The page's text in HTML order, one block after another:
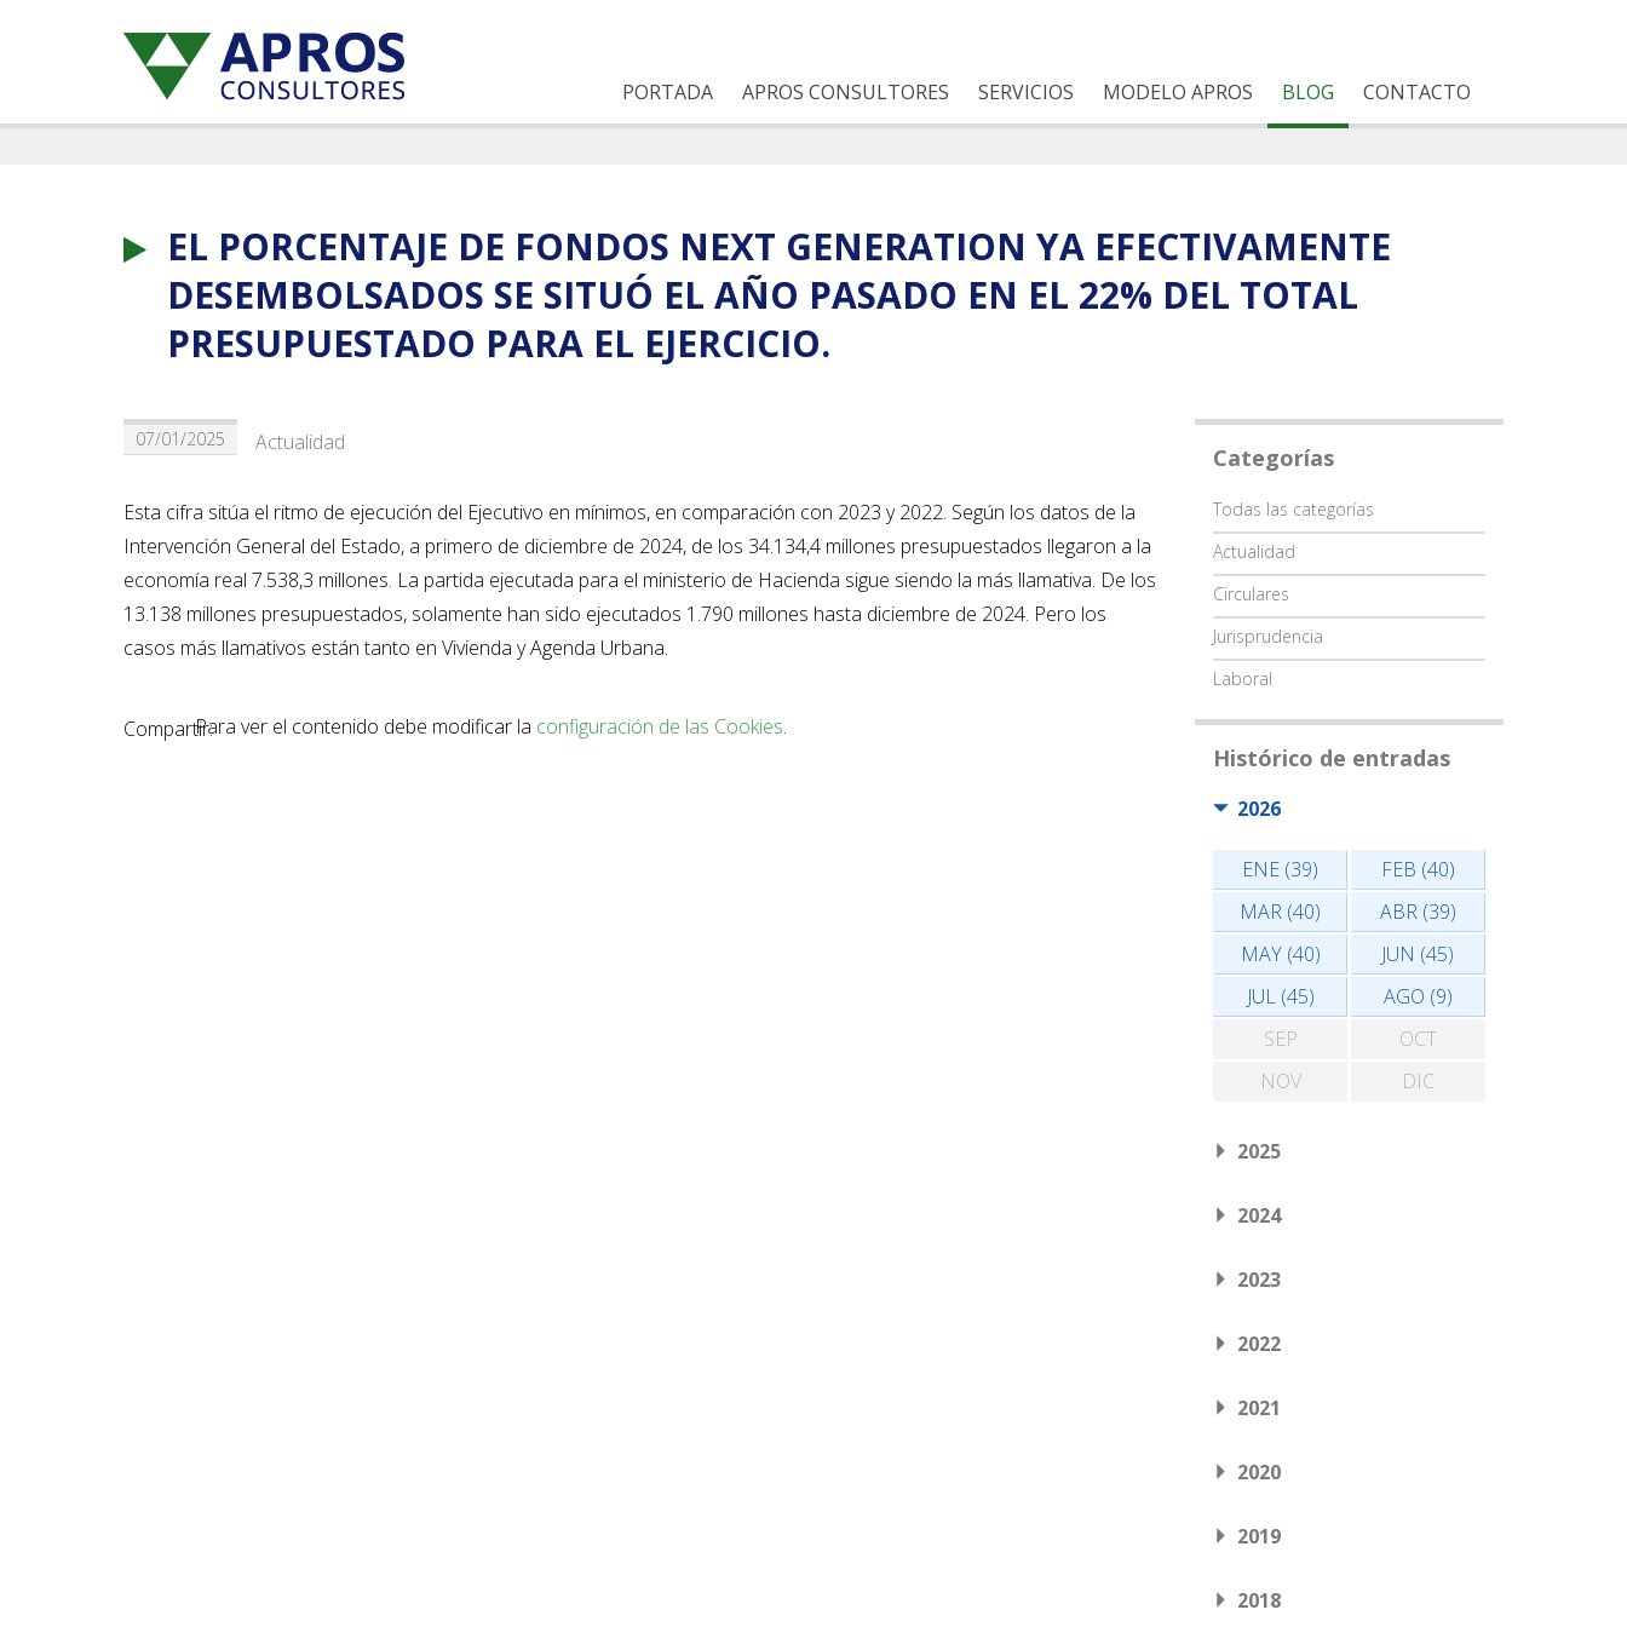
PORTADA APROS CONSULTORES SERVICIOS MODELO APROS BLOG CONTACTO
EL PORCENTAJE DE FONDOS NEXT GENERATION YA EFECTIVAMENTE
DESEMBOLSADOS SE SITUÓ EL AÑO PASADO EN EL 22% DEL TOTAL
PRESUPUESTADO PARA EL EJERCICIO.
07/01/2025 Actualidad
Esta cifra sitúa el ritmo de ejecución del Ejecutivo en mínimos, en comparación con 2023 y 2022. Según los datos de la
Intervención General del Estado, a primero de diciembre de 2024, de los 34.134,4 millones presupuestados llegaron a la
economía real 7.538,3 millones. La partida ejecutada para el ministerio de Hacienda sigue siendo la más llamativa. De los
13.138 millones presupuestados, solamente han sido ejecutados 1.790 millones hasta diciembre de 2024. Pero los
casos más llamativos están tanto en Vivienda y Agenda Urbana.
Compartir:Para ver el contenido debe modificar la configuración de las Cookies.
Categorías
Categoría
Todas las categorías
Actualidad
Circulares
Jurisprudencia
Laboral
Histórico de entradas
2026
ENE (39)
FEB (40)
MAR (40)
ABR (39)
MAY (40)
JUN (45)
JUL (45)
AGO (9)
SEP
OCT
NOV
DIC
2025
2024
2023
2022
2021
2020
2019
2018